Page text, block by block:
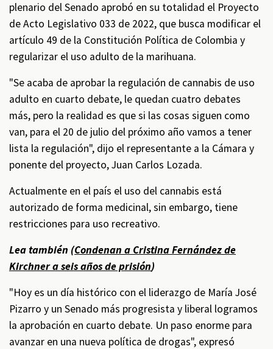
plenario del Senado aprobó en su totalidad el Proyecto
de Acto Legislativo 033 de 2022, que busca modificar el
artículo 49 de la Constitución Política de Colombia y
regularizar el uso adulto de la marihuana.
"Se acaba de aprobar la regulación de cannabis de uso
adulto en cuarto debate, le quedan cuatro debates
más, pero la realidad es que si las cosas siguen como
van, para el 20 de julio del próximo año vamos a tener
lista la regulación", dijo el representante a la Cámara y
ponente del proyecto, Juan Carlos Lozada.
Actualmente en el país el uso del cannabis está
autorizado de forma medicinal, sin embargo, tiene
restricciones para uso recreativo.
Lea también (Condenan a Cristina Fernández de
Kirchner a seis años de prisión)
"Hoy es un día histórico con el liderazgo de María José
Pizarro y un Senado más progresista y liberal logramos
la aprobación en cuarto debate. Un paso enorme para
avanzar en una nueva política de drogas", expresó